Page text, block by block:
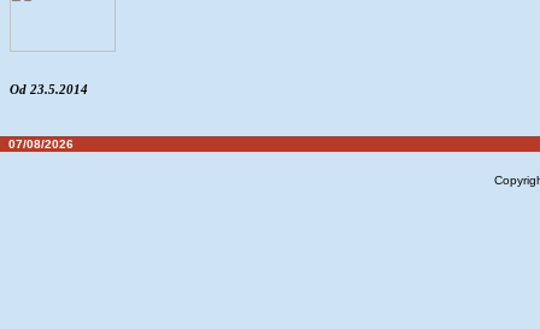
Od 23.5.2014
07/08/2026